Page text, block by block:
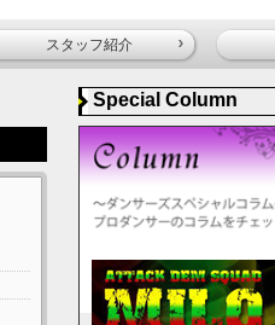
スタッフ紹介
Special Column